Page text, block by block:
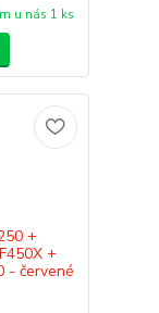
u nás 1 ks